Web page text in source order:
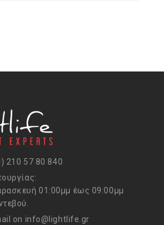
210 57 80 840
01:00μμ έως 09:00μμ
on info@lightlife.gr